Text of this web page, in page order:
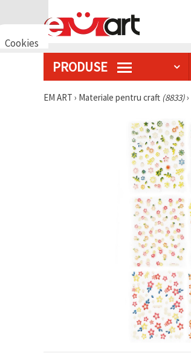
Cookies
PRODUSE
EM ART › Materiale pentru craft (8833)›